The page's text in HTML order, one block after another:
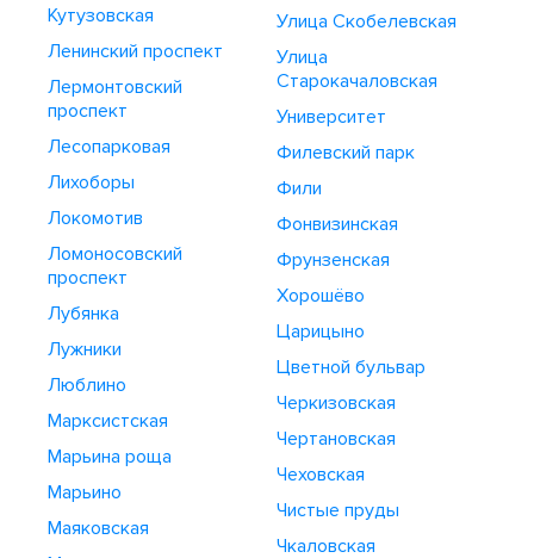
Кутузовская
Ленинский проспект
Лермонтовский
проспект
Лесопарковая
Лихоборы
Локомотив
Ломоносовский
проспект
Лубянка
Лужники
Люблино
Марксистская
Марьина роща
Марьино
Маяковская
Улица Скобелевская
Улица
Старокачаловская
Университет
Филевский парк
Фили
Фонвизинская
Фрунзенская
Хорошёво
Царицыно
Цветной бульвар
Черкизовская
Чертановская
Чеховская
Чистые пруды
Чкаловская